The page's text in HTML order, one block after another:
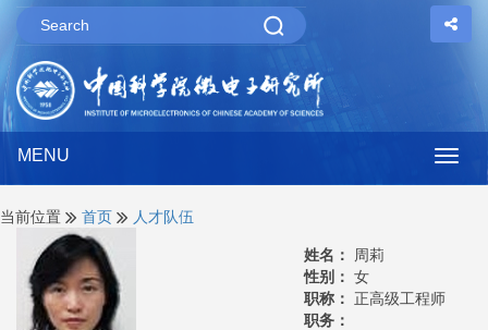
MENU
当前位置 首页 人才队伍
姓名：
周莉
性别： 女
职称：
正高级工程师
职务：